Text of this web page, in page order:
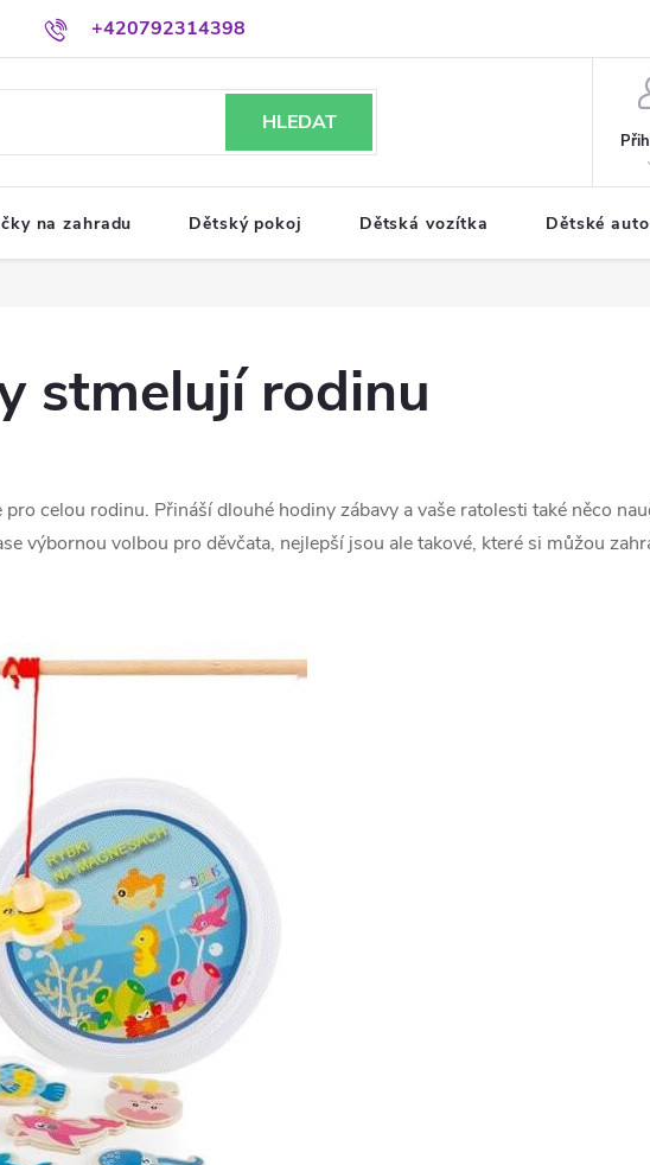
+420792314398
HLEDAT
na zahradu Dětský pokoj Dětská vozítka Dětské
stmelují rodinu
celou rodinu. Přináší dlouhé hodiny zábavy a vaše ratolesti také něco
výbornou volbou pro děvčata, nejlepší jsou ale takové, které si můžou